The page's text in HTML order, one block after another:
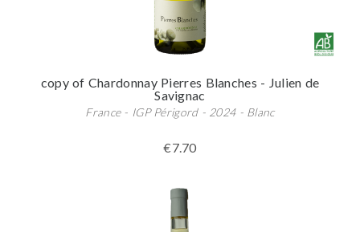
copy of Chardonnay Pierres Blanches - Julien de
Savignac
France - IGP Périgord - 2024 - Blanc
€7.70